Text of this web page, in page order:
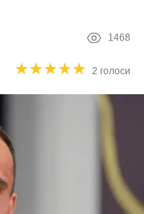
1468
★★★★★
★★★★★ 2 голоси